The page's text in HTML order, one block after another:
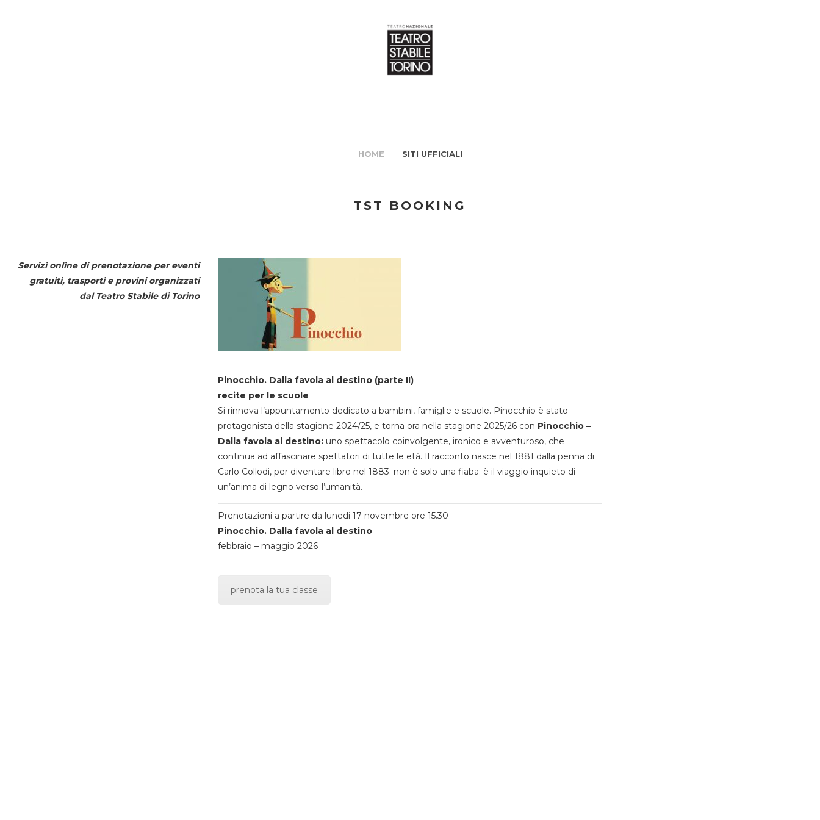
HOME SITI UFFICIALI
TST BOOKING
Servizi online di prenotazione per eventi
gratuiti, trasporti e provini organizzati
dal Teatro Stabile di Torino
Pinocchio. Dalla favola al destino (parte II)
recite per le scuole
Si rinnova l’appuntamento dedicato a bambini, famiglie e scuole. Pinocchio è stato
protagonista della stagione 2024/25, e torna ora nella stagione 2025/26 con Pinocchio –
Dalla favola al destino:uno spettacolo coinvolgente, ironico e avventuroso, che
continua ad affascinare spettatori di tutte le età. Il racconto nasce nel 1881 dalla penna di
Carlo Collodi, per diventare libro nel 1883. non è solo una fiaba: è il viaggio inquieto di
un’anima di legno verso l’umanità.
Prenotazioni a partire da lunedi 17 novembre ore 15.30
Pinocchio. Dalla favola al destino
febbraio – maggio 2026
prenota la tua classe